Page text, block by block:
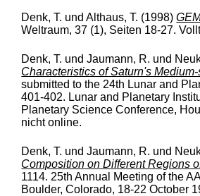
Denk, T. undAlthaus, T. (1998)
Weltraum, 37 (1), Seiten 18-27.
Denk, T. undJaumann, R. und
Characteristics of Saturn's
submitted to the 24th Lunar and
401-402. Lunar and Planetary
Planetary Science Conference,
nicht online.
Denk, T. undJaumann, R. und
Composition on Different Regions
1114. 25th Annual Meeting of the
Boulder, Colorado, 18-22 October